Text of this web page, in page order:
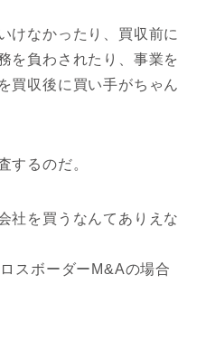
けなかったり、買収前に
を負わされたり、事業を
買収後に買い手がちゃん
するのだ。
社を買うなんてありえな
スボーダーM&Aの場合